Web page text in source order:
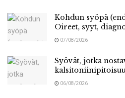
Kohdun syöpä
Oireet, syyt,
07/08/2026
Syövät, jotka
06/08/2026